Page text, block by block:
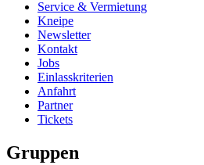
Service & Vermietung
Kneipe
Newsletter
Kontakt
Jobs
Einlasskriterien
Anfahrt
Partner
Tickets
Gruppen